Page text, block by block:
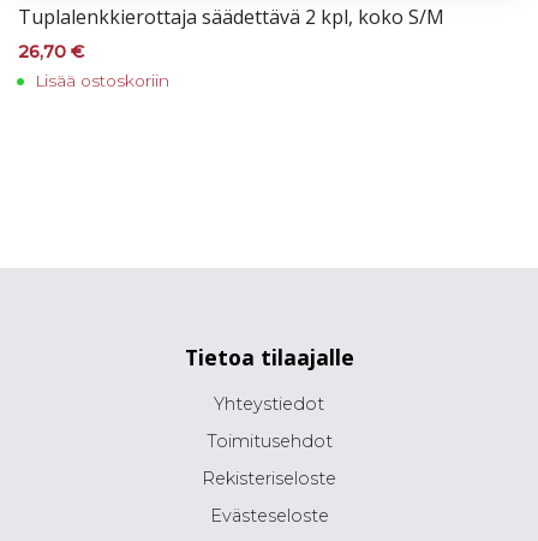
Tup­la­lenk­kie­rot­ta­ja sää­det­tä­vä 2 kpl, ko­ko S/M
26,70 €
Lisää ostoskoriin
Tietoa tilaajalle
Yhteystiedot
Toimitusehdot
Rekisteriseloste
Evästeseloste